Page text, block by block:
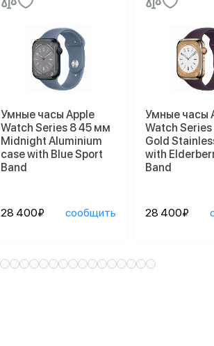
Умные часы Apple
Watch Series 8 45 мм
Midnight Aluminium
case with Blue Sport
Band
28 400₽ сообщить
Умные часы
Watch
Gold
with
Band
28 400₽